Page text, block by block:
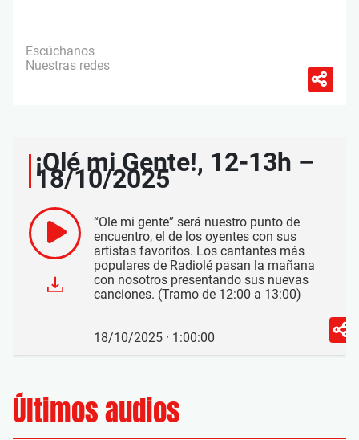
Escúchanos
Nuestras redes
¡Olé mi Gente!, 12-13h –
18/10/2025
“Ole mi gente” será nuestro punto de
encuentro, el de los oyentes con sus
artistas favoritos. Los cantantes más
populares de Radiolé pasan la mañana
con nosotros presentando sus nuevas
canciones. (Tramo de 12:00 a 13:00)
18/10/2025 · 1:00:00
Últimos audios